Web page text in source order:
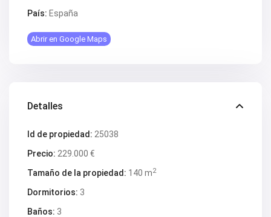
V2577
V2579
V2582
V2593
V2595
V2599
V2606
V2609
V2610
V2616
V2617
País: España
Abrir en Google Maps
Detalles
Id de propiedad: 25038
Precio: 229.000 €
Tamaño de la propiedad: 140 m2
Dormitorios: 3
Baños: 3